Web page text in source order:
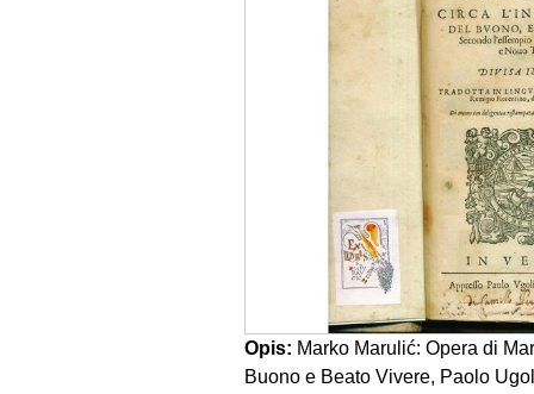
Opis: Marko Marulić: Opera di
Buono e Beato Vivere, Paolo